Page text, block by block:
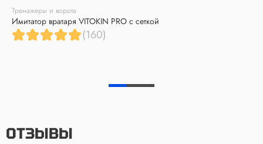
Тренажеры и ворота
Имитатор вратаря VITOKIN PRO с сеткой
(160)
ОТЗЫВЫ